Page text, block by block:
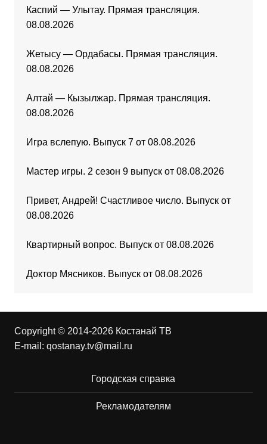
Каспий — Улытау. Прямая трансляция.
08.08.2026
Жетысу — Ордабасы. Прямая трансляция.
08.08.2026
Алтай — Кызылжар. Прямая трансляция.
08.08.2026
Игра вслепую. Выпуск 7 от 08.08.2026
Мастер игры. 2 сезон 9 выпуск от 08.08.2026
Привет, Андрей! Счастливое число. Выпуск от
08.08.2026
Квартирный вопрос. Выпуск от 08.08.2026
Доктор Мясников. Выпуск от 08.08.2026
Copyright © 2014-2026 Костанай ТВ
E-mail: qostanay.tv@mail.ru
Городская справка
Рекламодателям